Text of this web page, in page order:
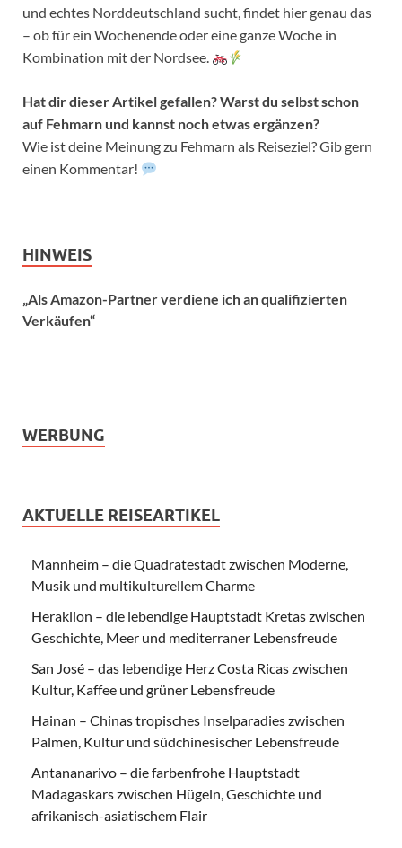
und echtes Norddeutschland sucht, findet hier genau das
– ob für ein Wochenende oder eine ganze Woche in
Kombination mit der Nordsee.
Hat dir dieser Artikel gefallen? Warst du selbst schon
auf Fehmarn und kannst noch etwas ergänzen?
Wie ist deine Meinung zu Fehmarn als Reiseziel? Gib gern
einen Kommentar!
HINWEIS
„Als Amazon-Partner verdiene ich an qualifizierten
Verkäufen“
WERBUNG
AKTUELLE REISEARTIKEL
Mannheim – die Quadratestadt zwischen Moderne,
Musik und multikulturellem Charme
Heraklion – die lebendige Hauptstadt Kretas zwischen
Geschichte, Meer und mediterraner Lebensfreude
San José – das lebendige Herz Costa Ricas zwischen
Kultur, Kaffee und grüner Lebensfreude
Hainan – Chinas tropisches Inselparadies zwischen
Palmen, Kultur und südchinesischer Lebensfreude
Antananarivo – die farbenfrohe Hauptstadt
Madagaskars zwischen Hügeln, Geschichte und
afrikanisch-asiatischem Flair